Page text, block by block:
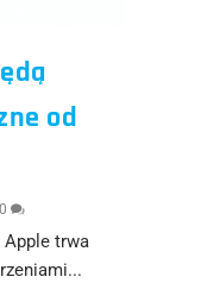
od
0
trwa